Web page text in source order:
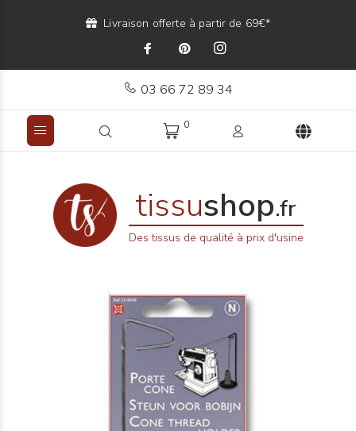
Livraison offerte à partir de 69€*
03 66 72 89 34
0
tissushop.fr
Des tissus de qualité à prix d'usine